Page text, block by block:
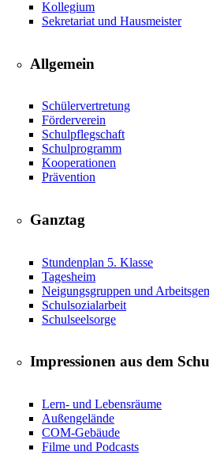
Kollegium
Sekretariat und Hausmeister
Allgemein
Schülervertretung
Förderverein
Schulpflegschaft
Schulprogramm
Kooperationen
Prävention
Ganztag
Stundenplan 5. Klasse
Tagesheim
Neigungsgruppen und
Schulsozialarbeit
Schulseelsorge
Impressionen aus dem
Lern- und Lebensräume
Außengelände
COM-Gebäude
Filme und Podcasts